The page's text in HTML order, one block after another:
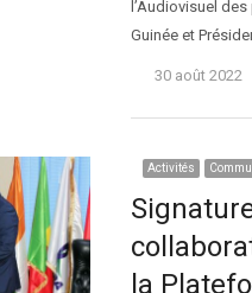
l’Audiovisuel
Guinée et
30 août 2022
Activités
la